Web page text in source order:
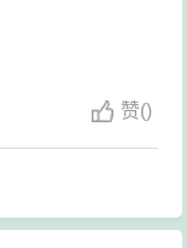
赞()